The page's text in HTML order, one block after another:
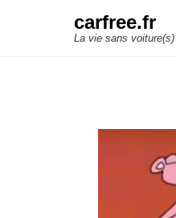
carfree.fr
La vie sans voiture(s)